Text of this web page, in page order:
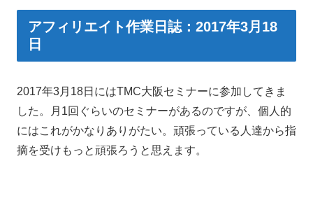
アフィリエイト作業日誌：2017年3月18
日
2017年3月18日にはTMC大阪セミナーに参加してきま
した。月1回ぐらいのセミナーがあるのですが、個人的
にはこれがかなりありがたい。頑張っている人達から指
摘を受けもっと頑張ろうと思えます。